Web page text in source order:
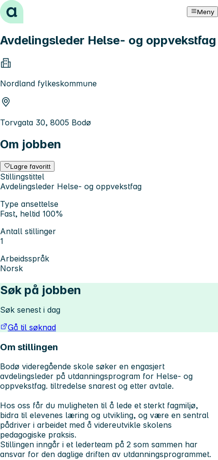
Hopp til innhold Meny
Avdelingsleder Helse- og oppvekstfag
Nordland fylkeskommune
Torvgata 30, 8005 Bodø
Om jobben
Lagre favoritt
Stillingstittel
Avdelingsleder Helse- og oppvekstfag
Type ansettelse
Fast, heltid 100%
Antall stillinger
1
Arbeidsspråk
Norsk
Søk på jobben
Søk senest i dag
Gå til søknad
Om stillingen
Bodø videregående skole søker en engasjert
avdelingsleder på utdanningsprogram for Helse- og
oppvekstfag. tiltredelse snarest og etter avtale.
Hos oss får du muligheten til å lede et sterkt fagmiljø,
bidra til elevenes læring og utvikling, og være en sentral
pådriver i arbeidet med å videreutvikle skolens
pedagogiske praksis.
Stillingen inngår i et lederteam på 2 som sammen har
ansvar for den daglige driften av utdanningsprogrammet.